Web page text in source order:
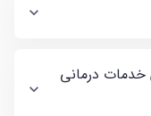
درمانی